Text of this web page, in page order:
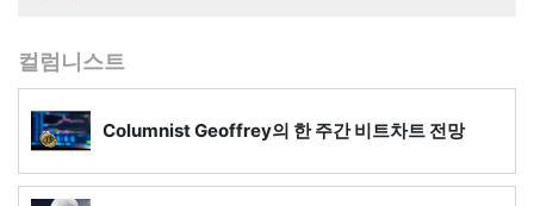
컬럼니스트
Columnist Geoffrey의 한 주간 비트차트 전망